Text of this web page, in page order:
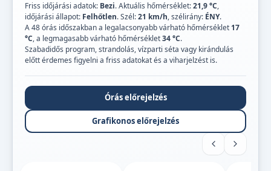
Friss időjárási adatok: Bezi. Aktuális hőmérséklet:21,9 °C,
időjárási állapot: Felhőtlen. Szél:21 km/h, szélirány: ÉNY.
A 48 órás időszakban a legalacsonyabb várható hőmérséklet 17
°C, a legmagasabb várható hőmérséklet34 °C.
Szabadidős program, strandolás, vízparti séta vagy kirándulás
előtt érdemes figyelni a friss adatokat és a viharjelzést is.
Órás előrejelzés
Grafikonos előrejelzés